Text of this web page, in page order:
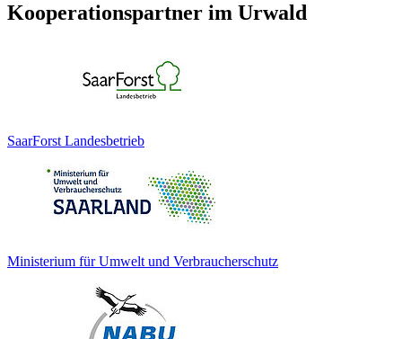
Kooperationspartner im Urwald
SaarForst Landesbetrieb
Ministerium für Umwelt und Verbraucherschutz